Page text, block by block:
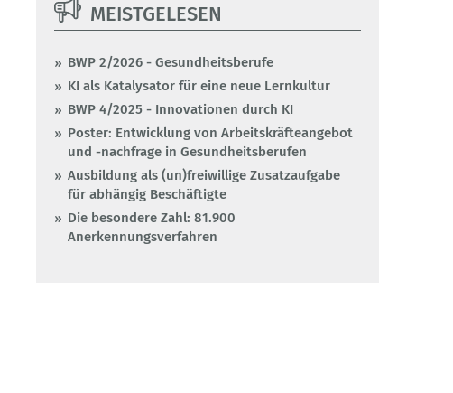
MEISTGELESEN
BWP 2/2026 - Gesundheitsberufe
KI als Katalysator für eine neue Lernkultur
BWP 4/2025 - Innovationen durch KI
Poster: Entwicklung von Arbeitskräfteangebot
und -nachfrage in Gesundheitsberufen
Ausbildung als (un)freiwillige Zusatzaufgabe
für abhängig Beschäftigte
Die besondere Zahl: 81.900
Anerkennungsverfahren